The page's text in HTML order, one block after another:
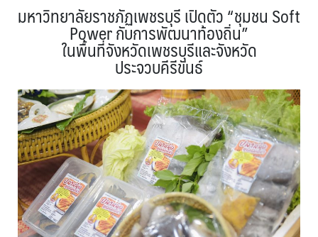
มหาวิทยาลัยราชภัฏเพชรบุรี เปิดตัว “ชุมชน Soft
Power กับการพัฒนาท้องถิ่น”
ในพื้นที่จังหวัดเพชรบุรีและจังหวัด
ประจวบคีรีขันธ์